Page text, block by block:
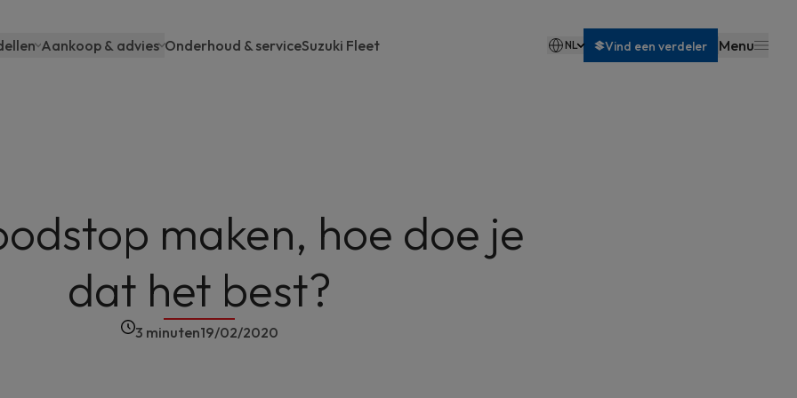
Aankoop & advies Onderhoud & serviceSuzuki Fleet NL Vind een verdeler Menu
maken, hoe doe je
dat het best?
3 minuten19/02/2020